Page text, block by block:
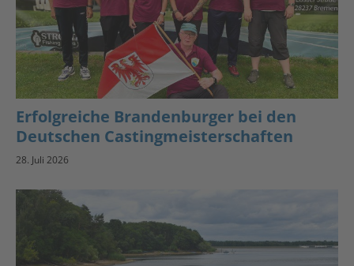
Erfolgreiche Brandenburger bei den
Deutschen Castingmeisterschaften
28. Juli 2026